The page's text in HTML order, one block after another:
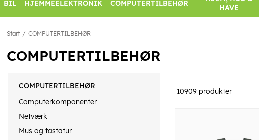
BIL HJEMMEELEKTRONIK COMPUTERTILBEHØR
HAVE
Start COMPUTERTILBEHØR
COMPUTERTILBEHØR
COMPUTERTILBEHØR
Computerkomponenter
Netværk
Mus og tastatur
10909 produkter